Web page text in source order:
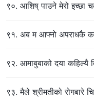
९०. आशिष् पाउने मेरो इच्छा
९१. अब म आफ्नो अपराधकै
९२. आमाबुबाको दया कहिल्यै
९३. मैले श्रीमतीको रोगबारे